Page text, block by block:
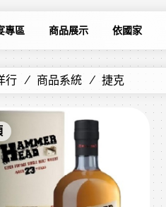
專區 商品展示 依國家
行 商品系統 捷克